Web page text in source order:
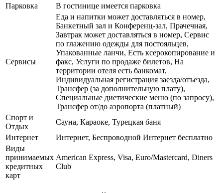
Парковка
В гостинице имеется парковка
Сервисы
Еда и напитки может доставляться в номер,
Банкетный зал и Конференц-зал, Прачечная,
Завтрак может доставляться в номер, Сервис
по глажению одежды для постояльцев,
Упакованные ланчи, Есть ксерокопирование и
факс, Услуги по продаже билетов, На
территории отеля есть банкомат,
Индивидуальная регистрация заезда/отъезда,
Трансфер (за дополнительную плату),
Специальные диетические меню (по запросу),
Трансфер от/до аэропорта (платный)
Спорт и
Отдых
Сауна, Караоке, Турецкая баня
Интернет
Интернет, Беспроводной Интернет бесплатно
Виды
принимаемых
кредитных
карт
American Express, Visa, Euro/Mastercard, Diners
Club